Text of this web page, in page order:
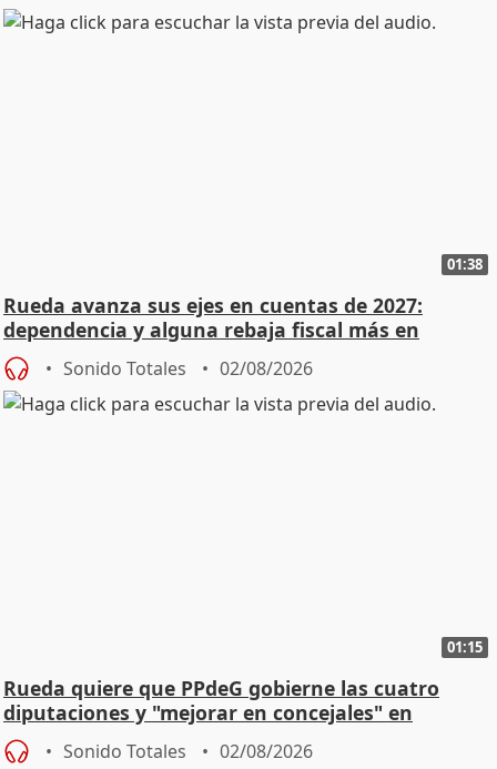
01:38
Rueda avanza sus ejes en cuentas de 2027:
dependencia y alguna rebaja fiscal más en
vivienda
Sonido Totales 02/08/2026
01:15
Rueda quiere que PPdeG gobierne las cuatro
diputaciones y "mejorar en concejales" en
ciudades
Sonido Totales 02/08/2026